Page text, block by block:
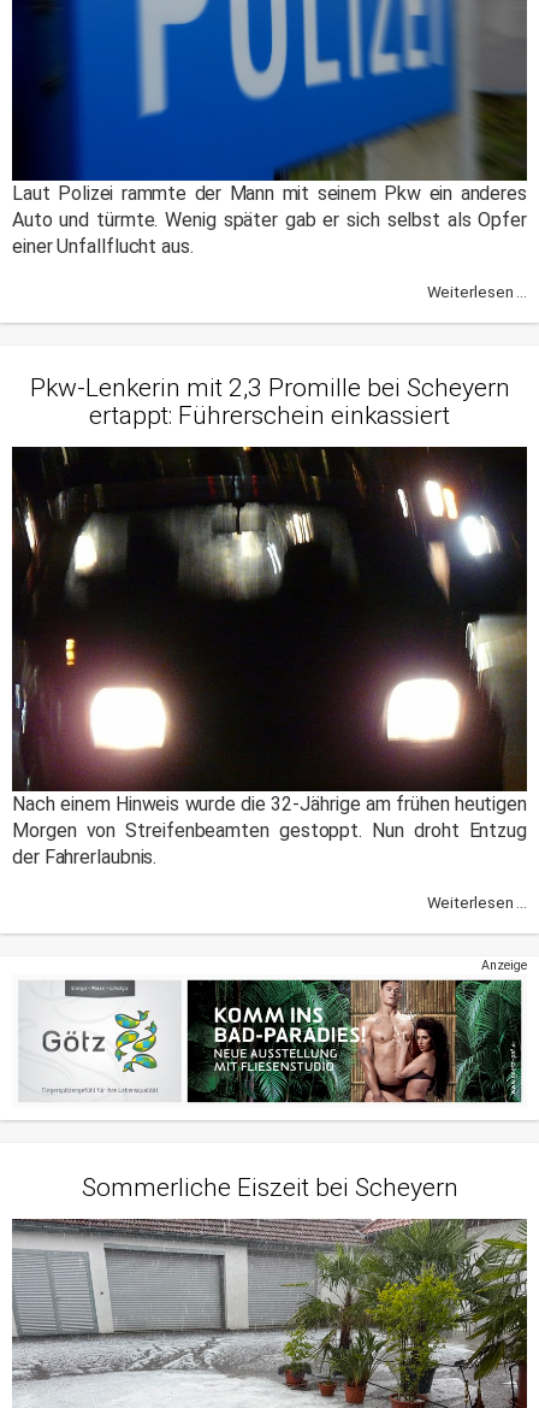
Laut Polizei rammte der Mann mit seinem Pkw ein anderes
Auto und türmte. Wenig später gab er sich selbst als Opfer
einer Unfallflucht aus.
Weiterlesen ...
Pkw-Lenkerin mit 2,3 Promille bei Scheyern
ertappt: Führerschein einkassiert
Nach einem Hinweis wurde die 32-Jährige am frühen heutigen
Morgen von Streifenbeamten gestoppt. Nun droht Entzug
der Fahrerlaubnis.
Weiterlesen ...
Anzeige
Sommerliche Eiszeit bei Scheyern